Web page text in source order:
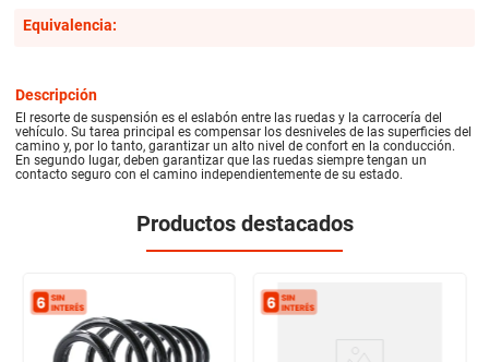
Equivalencia:
Descripción
El resorte de suspensión es el eslabón entre las ruedas y la carrocería del
vehículo. Su tarea principal es compensar los desniveles de las superficies del
camino y, por lo tanto, garantizar un alto nivel de confort en la conducción.
En segundo lugar, deben garantizar que las ruedas siempre tengan un
contacto seguro con el camino independientemente de su estado.
Productos destacados